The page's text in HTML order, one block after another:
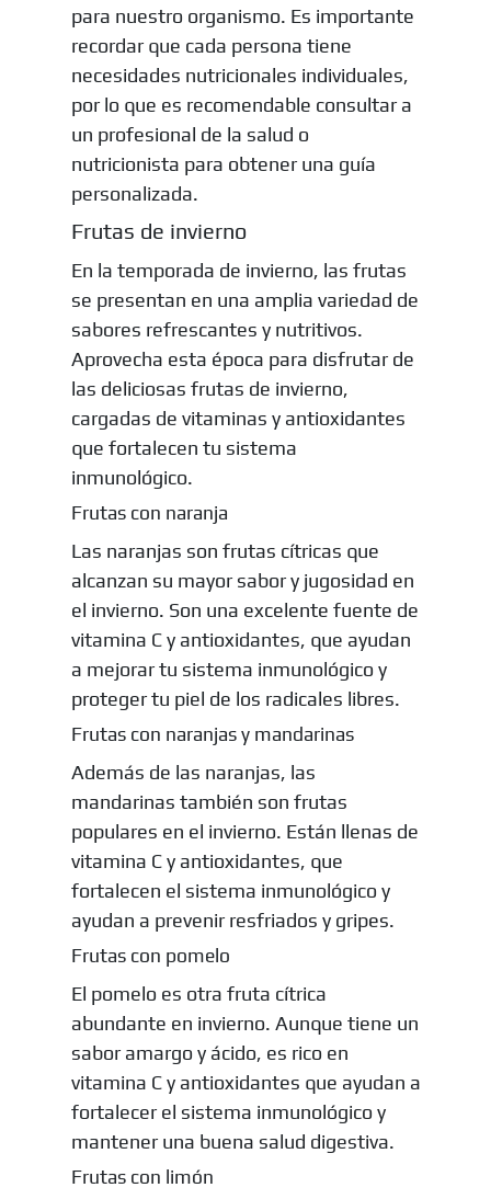
para nuestro organismo. Es importante
recordar que cada persona tiene
necesidades nutricionales individuales,
por lo que es recomendable consultar a
un profesional de la salud o
nutricionista para obtener una guía
personalizada.
Frutas de invierno
En la temporada de invierno, las frutas
se presentan en una amplia variedad de
sabores refrescantes y nutritivos.
Aprovecha esta época para disfrutar de
las deliciosas frutas de invierno,
cargadas de vitaminas y antioxidantes
que fortalecen tu sistema
inmunológico.
Frutas con naranja
Las naranjas son frutas cítricas que
alcanzan su mayor sabor y jugosidad en
el invierno. Son una excelente fuente de
vitamina C y antioxidantes, que ayudan
a mejorar tu sistema inmunológico y
proteger tu piel de los radicales libres.
Frutas con naranjas y mandarinas
Además de las naranjas, las
mandarinas también son frutas
populares en el invierno. Están llenas de
vitamina C y antioxidantes, que
fortalecen el sistema inmunológico y
ayudan a prevenir resfriados y gripes.
Frutas con pomelo
El pomelo es otra fruta cítrica
abundante en invierno. Aunque tiene un
sabor amargo y ácido, es rico en
vitamina C y antioxidantes que ayudan a
fortalecer el sistema inmunológico y
mantener una buena salud digestiva.
Frutas con limón